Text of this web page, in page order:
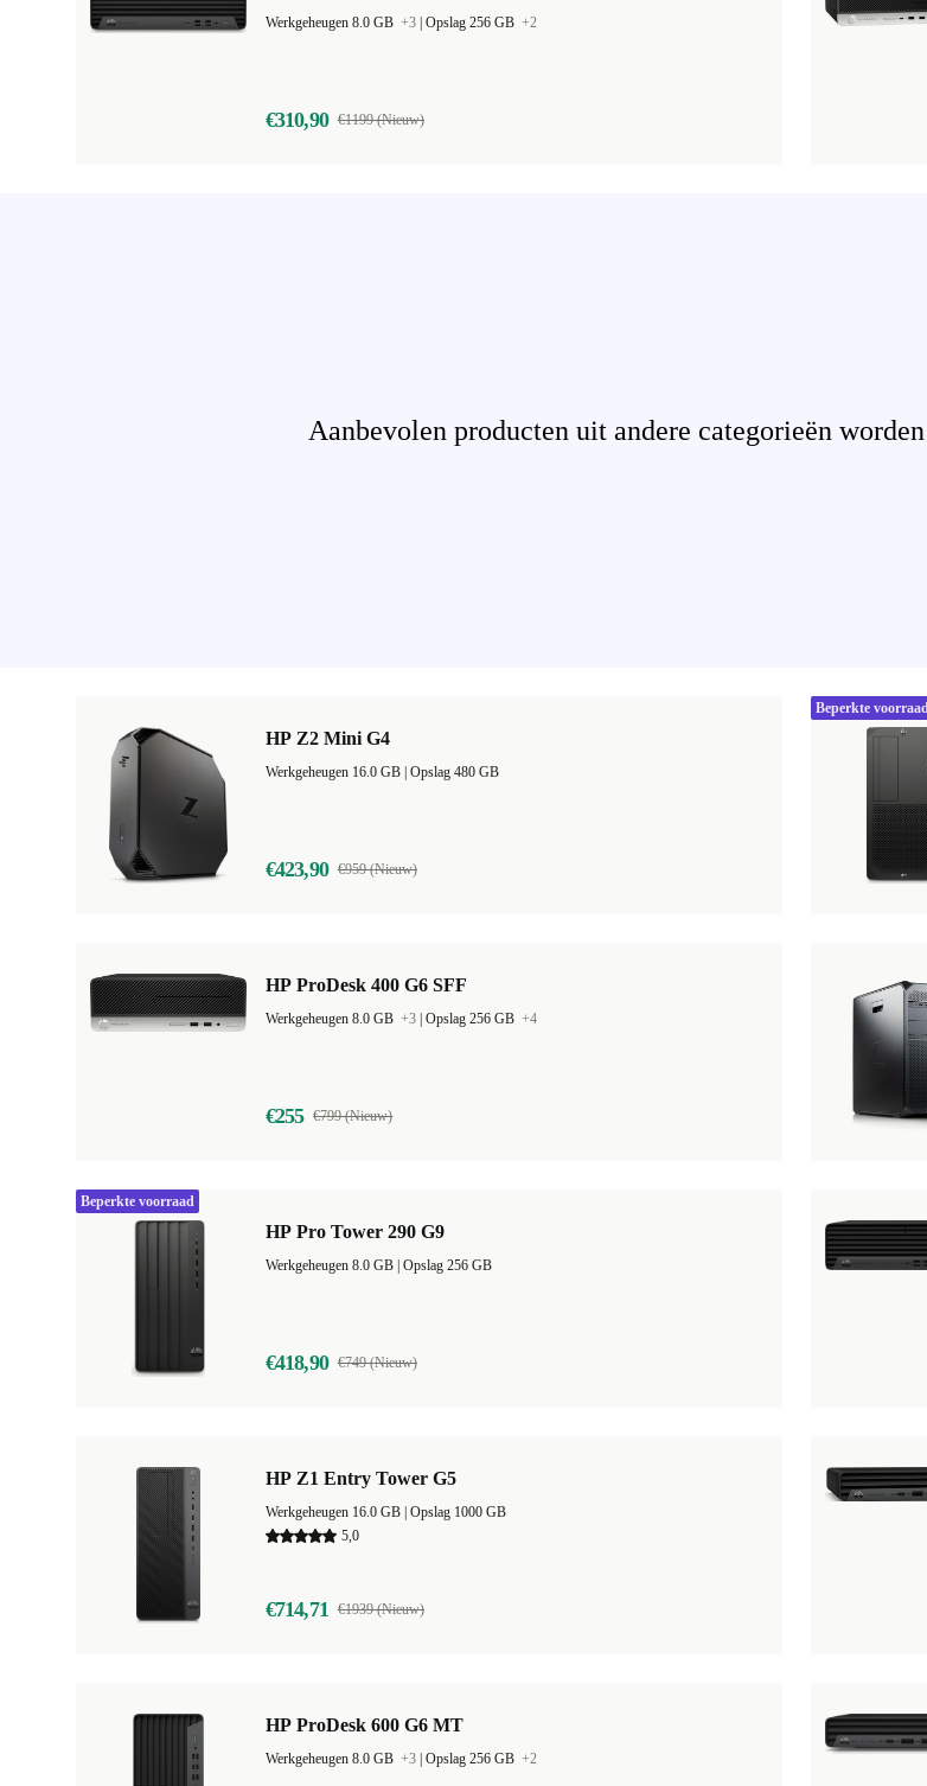
Werkgeheugen 8.0 GB +3 Opslag 256 GB +2
€310,90 €1199 (Nieuw)
Aanbevolen producten uit andere categorieën
HP Z2 Mini G4
Opslag 480 GB
€423,90 €959 (Nieuw)
Beperkte
HP ProDesk 400 G6 SFF
Werkgeheugen 8.0 GB +3 Opslag 256 GB +4
€255 €799 (Nieuw)
HP Pro Tower 290 G9
Opslag 256 GB
€418,90 €749 (Nieuw)
Beperkte voorraad
HP Z1 Entry Tower G5
Opslag 1000 GB
5,0
€714,71 €1939 (Nieuw)
HP ProDesk 600 G6 MT
Werkgeheugen 8.0 GB +3 Opslag 256 GB +2